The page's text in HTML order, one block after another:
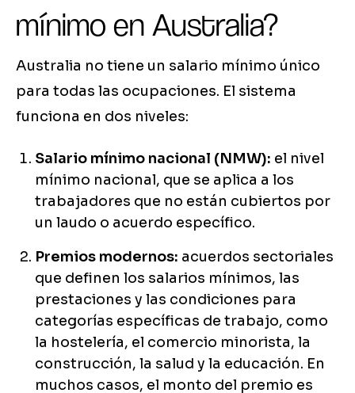
mínimo en Australia?
Australia no tiene un salario mínimo único
para todas las ocupaciones. El sistema
funciona en dos niveles:
Salario mínimo nacional (NMW): el nivel
mínimo nacional, que se aplica a los
trabajadores que no están cubiertos por
un laudo o acuerdo específico.
Premios modernos: acuerdos sectoriales
que definen los salarios mínimos, las
prestaciones y las condiciones para
categorías específicas de trabajo, como
la hostelería, el comercio minorista, la
construcción, la salud y la educación. En
muchos casos, el monto del premio es